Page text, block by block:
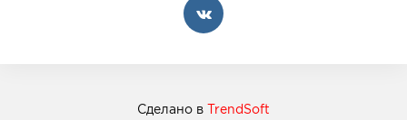
Сделано в TrendSoft